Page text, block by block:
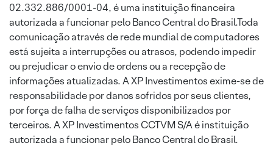
02.332.886/0001-04, é uma instituição financeira
autorizada a funcionar pelo Banco Central do Brasil.Toda
comunicação através de rede mundial de computadores
está sujeita a interrupções ou atrasos, podendo impedir
ou prejudicar o envio de ordens ou a recepção de
informações atualizadas. A XP Investimentos exime-se de
responsabilidade por danos sofridos por seus clientes,
por força de falha de serviços disponibilizados por
terceiros. A XP Investimentos CCTVM S/A é instituição
autorizada a funcionar pelo Banco Central do Brasil.